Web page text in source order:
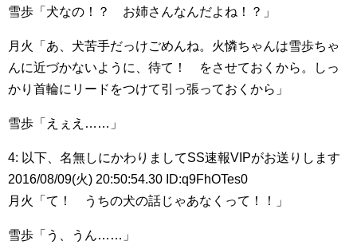
雪歩「犬なの！？ お姉さんなんだよね！？」
月火「あ、犬苦手だっけごめんね。火憐ちゃんは雪歩ちゃ
んに近づかないように、待て！ をさせておくから。しっ
かり首輪にリードをつけて引っ張っておくから」
雪歩「えぇえ……」
4: 以下、名無しにかわりましてSS速報VIPがお送りします
2016/08/09(火) 20:50:54.30 ID:q9FhOTes0
月火「て！ うちの犬の話じゃあなくって！！」
雪歩「う、うん……」